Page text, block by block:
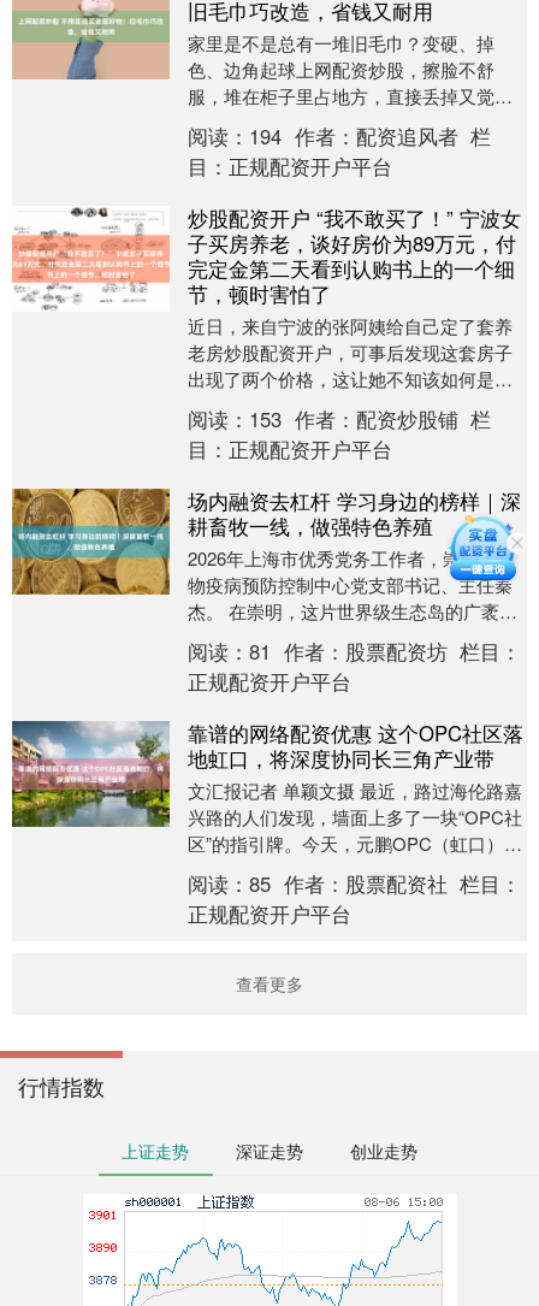
旧毛巾巧改造，省钱又耐用
家里是不是总有一堆旧毛巾？变硬、掉
色、边角起球上网配资炒股，擦脸不舒
服，堆在柜子里占地方，直接丢掉又觉得
浪费，放着纯粹是闲置杂物。 很多人都直
接把旧毛巾当垃圾丢....
阅读： 194 作者： 配资追风者 栏
目： 正规配资开户平台
炒股配资开户 “我不敢买了！” 宁波女
子买房养老，谈好房价为89万元，付
完定金第二天看到认购书上的一个细
节，顿时害怕了
近日，来自宁波的张阿姨给自己定了套养
老房炒股配资开户，可事后发现这套房子
出现了两个价格，这让她不知该如何是
好，希望我们帮她看看。 看房当天付定金
事后发现房价近....
阅读： 153 作者： 配资炒股铺 栏
目： 正规配资开户平台
场内融资去杠杆 学习身边的榜样｜深
耕畜牧一线，做强特色养殖
2026年上海市优秀党务工作者，崇明区动
物疫病预防控制中心党支部书记、主任秦
杰。 在崇明，这片世界级生态岛的广袤乡
野间，无数党员扎根乡野、深耕一线。其
中，有一个....
阅读： 81 作者： 股票配资坊 栏目：
正规配资开户平台
靠谱的网络配资优惠 这个OPC社区落
地虹口，将深度协同长三角产业带
文汇报记者 单颖文摄 最近，路过海伦路嘉
兴路的人们发现，墙面上多了一块“OPC社
区”的指引牌。今天，元鹏OPC（虹口）跨
境电商潮创社区在此启动运营，也让这片
百年....
阅读： 85 作者： 股票配资社 栏目：
正规配资开户平台
查看更多
行情指数
上证走势 深证走势 创业走势